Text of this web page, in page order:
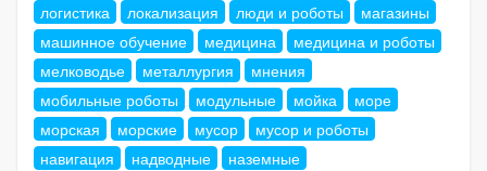
логистика
локализация люди и роботы
магазины
машинное обучение
медицина
медицина и роботы
мелководье
металлургия
мнения
мобильные роботы
модульные мойка
море
морская
морские мусор
мусор и роботы
навигация
надводные
наземные